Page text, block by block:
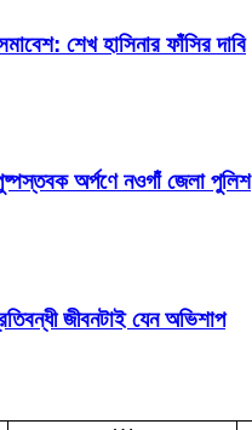
শেখ হাসিনার ফাঁসির দাবি
অর্পণে নওগাঁ জেলা পুলিশ
জীবনটাই যেন অভিশাপ